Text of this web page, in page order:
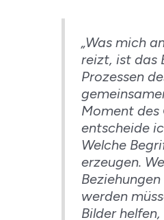
„Was mich
reizt, ist das
Prozessen
Moment des
entscheide
Welche
erzeugen.
werden
Bilder